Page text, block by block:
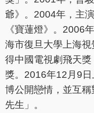
爺》。2004年，主
《寶蓮燈》。2006
海市復旦大學上海
得中國電視劇飛天
獎。2016年12月9
博公開戀情，並互
先生」。